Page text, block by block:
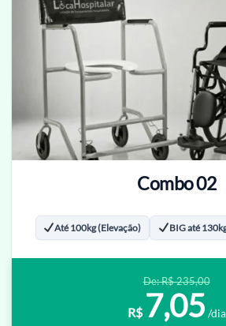
Combo 02
Até 100kg (Elevação) BIG até
De: R$ 235,00
R$ 7,05 /dia